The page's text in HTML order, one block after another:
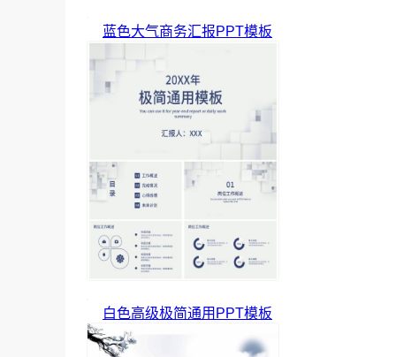
蓝色大气商务汇报PPT模板
白色高级极简通用PPT模板